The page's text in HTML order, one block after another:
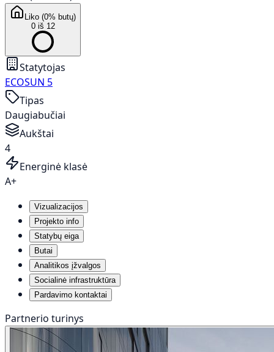
Liko (0% butų)
0 iš 12
Statytojas
ECOSUN 5
Tipas
Daugiabučiai
Aukštai
4
Energinė klasė
A+
Vizualizacijos
Projekto info
Statybų eiga
Butai
Analitikos įžvalgos
Socialinė infrastruktūra
Pardavimo kontaktai
Partnerio turinys